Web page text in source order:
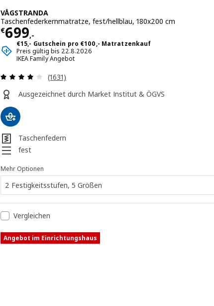
VÅGSTRANDA
Taschenfederkernmatratze, fest/hellblau, 180x200 cm
€699,-
Preis € 699,-
€15,- Gutschein pro €100,- Matratzenkauf
Preis gültig bis 22.8.2026
IKEA Family Angebot
Überprüfung: 4 aus 5 sterne. Bewertungen
(1631)
Ausgezeichnet durch Market Institut & ÖGVS
Taschenfedern
fest
Mehr Optionen
2 Festigkeitsstufen, 5 Größen
Vergleichen
Angebot im Einrichtungshaus